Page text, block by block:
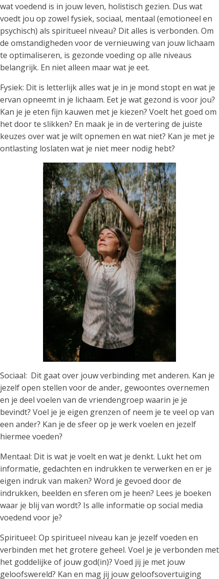
wat voedend is in jouw leven, holistisch gezien. Dus wat
voedt jou op zowel fysiek, sociaal, mentaal (emotioneel en
psychisch) als spiritueel niveau? Dit alles is verbonden. Om
de omstandigheden voor de vernieuwing van jouw lichaam
te optimaliseren, is gezonde voeding op alle niveaus
belangrijk. En niet alleen maar wat je eet.
Fysiek: Dit is letterlijk alles wat je in je mond stopt en wat je
ervan opneemt in je lichaam. Eet je wat gezond is voor jou?
Kan je je eten fijn kauwen met je kiezen? Voelt het goed om
het door te slikken? En maak je in de vertering de juiste
keuzes over wat je wilt opnemen en wat niet? Kan je met je
ontlasting loslaten wat je niet meer nodig hebt?
Sociaal: Dit gaat over jouw verbinding met anderen. Kan je
jezelf open stellen voor de ander, gewoontes overnemen
en je deel voelen van de vriendengroep waarin je je
bevindt? Voel je je eigen grenzen of neem je te veel op van
een ander? Kan je de sfeer op je werk voelen en jezelf
hiermee voeden?
Mentaal: Dit is wat je voelt en wat je denkt. Lukt het om
informatie, gedachten en indrukken te verwerken en er je
eigen indruk van maken? Word je gevoed door de
indrukken, beelden en sferen om je heen? Lees je boeken
waar je blij van wordt? Is alle informatie op social media
voedend voor je?
Spiritueel: Op spiritueel niveau kan je jezelf voeden en
verbinden met het grotere geheel. Voel je je verbonden met
het goddelijke of jouw god(in)? Voed jij je met jouw
geloofswereld? Kan en mag jij jouw geloofsovertuiging